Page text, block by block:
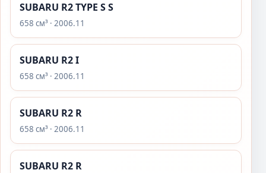
SUBARU R2 TYPE S S
658 см³ · 2006.11
SUBARU R2 I
658 см³ · 2006.11
SUBARU R2 R
658 см³ · 2006.11
SUBARU R2 R